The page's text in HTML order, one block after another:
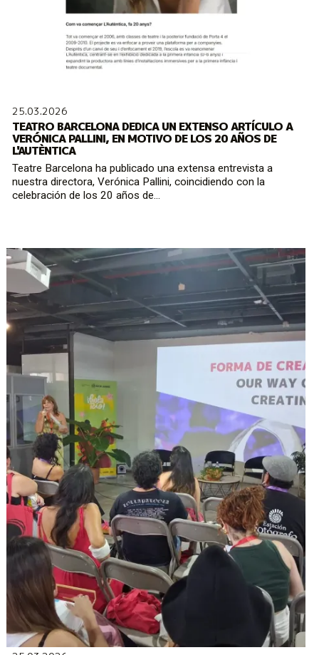
25.03.2026
TEATRO BARCELONA DEDICA UN EXTENSO ARTÍCULO A
VERÓNICA PALLINI, EN MOTIVO DE LOS 20 AÑOS DE
L'AUTÈNTICA
Teatre Barcelona ha publicado una extensa entrevista a
nuestra directora, Verónica Pallini, coincidiendo con la
celebración de los 20 años de...